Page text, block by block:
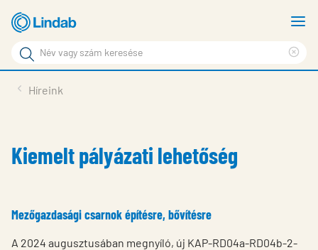
tartalomhoz
Keresési
kifejezés
Oldalak
keresése
Híreink
Kiemelt pályázati lehetőség
Mezőgazdasági csarnok építésre, bővítésre
A 2024 augusztusában megnyíló, új KAP-RD04a-RD04b-2-